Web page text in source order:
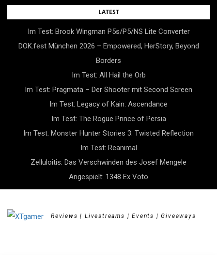
Skip
LATEST
Im Test: Brook Wingman P5s/P5/NS Lite Converter
DOK.fest München 2026 – Empowered, HerStory, Beyond
Borders
Im Test: All Hail the Orb
Im Test: Pragmata – Der Shooter mit Second Screen
Im Test: Legacy of Kain: Ascendance
Im Test: The Rogue Prince of Persia
Im Test: Monster Hunter Stories 3: Twisted Reflection
Im Test: Reanimal
Zelluloitis: Das Verschwinden des Josef Mengele
Angespielt: 1348 Ex Voto
Reviews | Livestreams | Events | Giveaways